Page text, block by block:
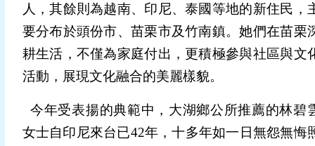
人，其餘則為越南、印尼、泰國等地的新住民，
要分布於頭份市、苗栗市及竹南鎮。她們在苗栗
耕生活，不僅為家庭付出，更積極參與社區與文
活動，展現文化融合的美麗樣貌。
今年受表揚的典範中，大湖鄉公所推薦的林碧
女士自印尼來台已42年，十多年如一日無怨無悔